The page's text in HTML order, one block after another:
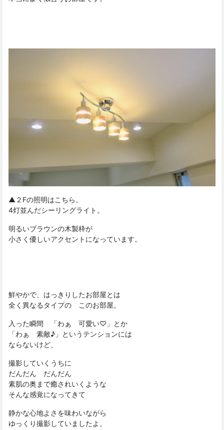
▲２Fの照明はこちら。
4灯並んだシーリングライト。
明るいブラウンの木製枠が
小さく優しいアクセントになっています。
鮮やかで、はっきりしたお部屋とは
全く異なるタイプの このお部屋。
入った瞬間 「わぁ 可愛い♡」とか
「わぁ 素敵♪」というテンションには
ならないけど、
撮影していくうちに
だんだん だんだん
素肌の奥まで癒されいくような
そんな感覚になってきて
静かな心地よさを味わいながら
ゆっくり撮影していましたよ。